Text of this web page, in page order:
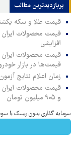
پربازدیدترین‌ مطالب
قیمت طلا و سکه یکشنبه ۱۱ مرداد ۱۴۰۵/ ریزش سنگین
افزایشی
قیمت‌ها در بازار
زمان اعلام نتایج
و ۹۰۵ میلیون تومان
سرمایه گذاری بدون ریسک با سود 38 درصد